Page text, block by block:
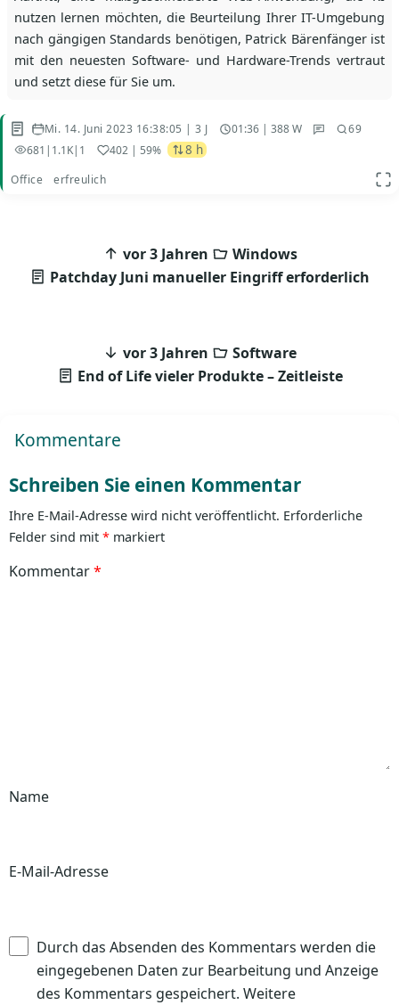
nutzen lernen möchten, die Beurteilung Ihrer IT-Umgebung
nach gängigen Standards benötigen, Patrick Bärenfänger ist
mit den neuesten Software- und Hardware-Trends vertraut
und setzt diese für Sie um.
Mi. 14. Juni 2023 16:38:05 | 3 J 01:36 | 388 W
69
681 | 1.1K| 1 402| 59% 8 h
Office erfreulich
vor 3 Jahren
Windows
Patchday Juni manueller Eingriff erforderlich
vor 3 Jahren
Software
End of Life vieler Produkte – Zeitleiste
Kommentare
Schreiben Sie einen Kommentar
Ihre E-Mail-Adresse wird nicht veröffentlicht. Erforderliche
Felder sind mit * markiert
Kommentar*
Name
E-Mail-Adresse
Durch das Absenden des Kommentars werden die
eingegebenen Daten zur Bearbeitung und Anzeige
des Kommentars gespeichert. Weitere